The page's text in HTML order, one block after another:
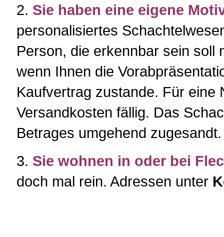
2. Sie haben eine eigene
personalisiertes
Person, die erkennbar sein soll
wenn Ihnen die
Kaufvertrag zustande. Für eine
Versandkosten fällig. Das
Betrages umgehend zugesandt.
3. Sie wohnen in oder bei
doch mal rein. Adressen unter